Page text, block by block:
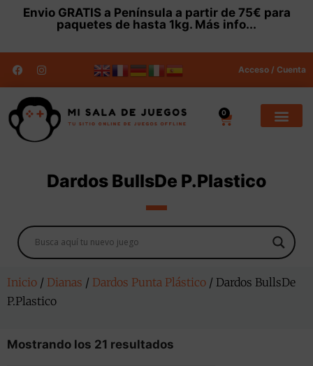
Envio GRATISa Península a partir de 75€ para
paquetes de hasta 1kg. Más info...
Acceso / Cuenta
0
Dardos BullsDe P.Plastico
Inicio / Dianas / Dardos Punta Plástico / Dardos BullsDe
P.Plastico
Mostrando los 21 resultados